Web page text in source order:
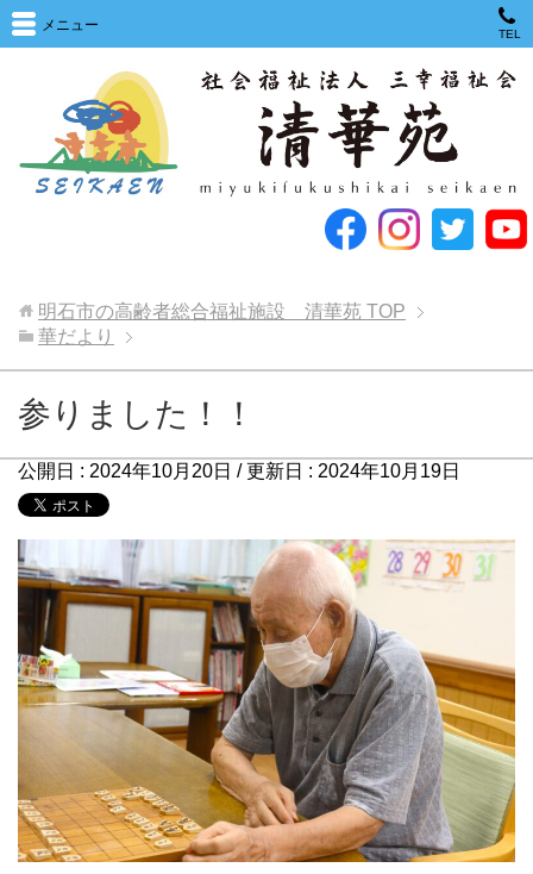
メニュー
TEL
明石市の高齢者総合福祉施設 清華苑 TOP
華だより
参りました！！
公開日 : 2024年10月20日 / 更新日 : 2024年10月19日